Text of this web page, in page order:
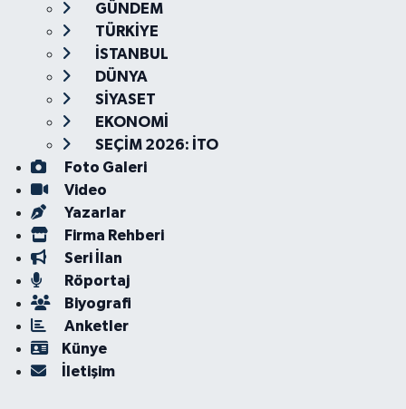
GÜNDEM
TÜRKİYE
İSTANBUL
DÜNYA
SİYASET
EKONOMİ
SEÇİM 2026: İTO
Foto Galeri
Video
Yazarlar
Firma Rehberi
Seri İlan
Röportaj
Biyografi
Anketler
Künye
İletişim